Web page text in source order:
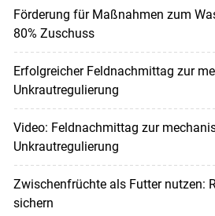
Förderung für Maßnahmen zum
80% Zuschuss
Erfolgreicher Feldnachmittag zur
Unkrautregulierung
Video: Feldnachmittag zur
Unkrautregulierung
Zwischenfrüchte als Futter nutzen:
sichern